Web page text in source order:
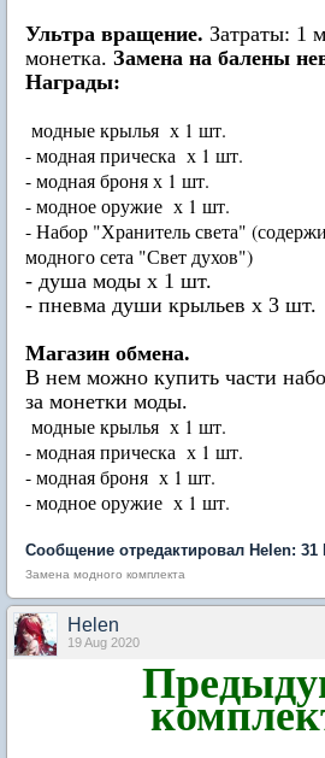
Ультра вращение. Затраты: 1
монетка. Замена на балены
Награды:
модные крылья х 1 шт.
- модная прическа х 1 шт.
- модная броня х 1 шт.
- модное оружие х 1 шт.
- Набор "Хранитель света"
модного сета "Свет духов")
- душа моды х 1 шт.
- пневма души крыльев х 3 шт.
Магазин обмена.
В нем можно купить части
за монетки моды.
модные крылья х 1 шт.
- модная прическа х 1 шт.
- модная броня х 1 шт.
- модное оружие х 1 шт.
Сообщение отредактировал Нelen: 31
Замена модного комплекта
Нelen
19 Aug 2020